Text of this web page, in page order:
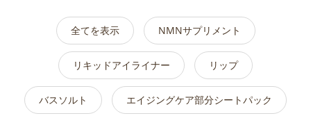
全てを表示 NMNサプリメント
リキッドアイライナー リップ
バスソルト エイジングケア部分シートパック